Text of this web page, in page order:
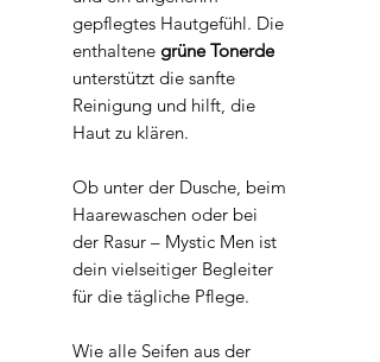
gepflegtes Hautgefühl. Die
enthaltene grüne Tonerde
unterstützt die sanfte
Reinigung und hilft, die
Haut zu klären.
Ob unter der Dusche, beim
Haarewaschen oder bei
der Rasur – Mystic Men ist
dein vielseitiger Begleiter
für die tägliche Pflege.
Wie alle Seifen aus der